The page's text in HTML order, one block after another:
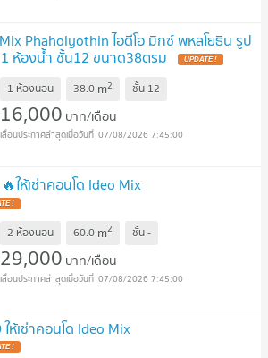
Phaholyothin ไอดีโอ มิกซ์ พหลโยธิน รูป
ห้องน้ำ ชั้น12 ขนาด38ตรม UPDATE !
1 ห้องนอน 38.0 m2 ชั้น 12
16,000 บาท/เดือน
07/08/2026 7:45:00
ให้เช่าคอนโด Ideo Mix
!
2 ห้องนอน 60.0 m2 ชั้น-
29,000 บาท/เดือน
07/08/2026 7:45:00
ห้เช่าคอนโด Ideo Mix
!